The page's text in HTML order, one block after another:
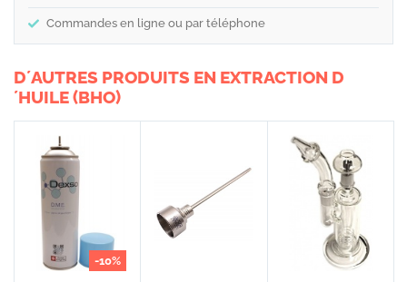
Commandes en ligne ou par téléphone
D´AUTRES PRODUITS EN EXTRACTION D
´HUILE (BHO)
-10%